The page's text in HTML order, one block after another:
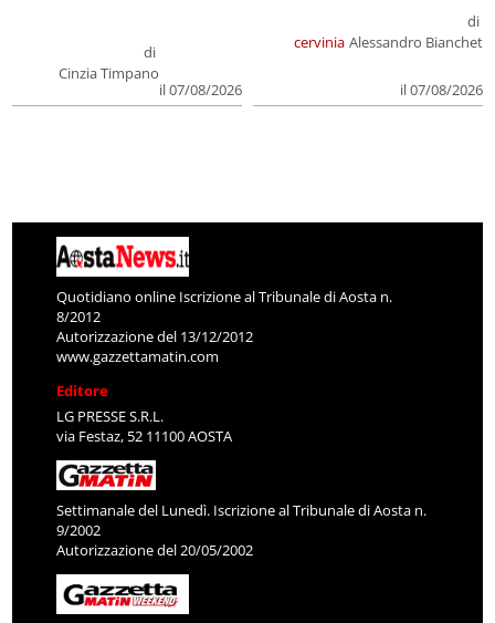
di
Cinzia Timpano
il 07/08/2026
cervinia
di
Alessandro Bianchet
il 07/08/2026
Quotidiano online Iscrizione al Tribunale di Aosta n.
8/2012
Autorizzazione del 13/12/2012
www.gazzettamatin.com
Editore
LG PRESSE S.R.L.
via Festaz, 52 11100 AOSTA
Settimanale del Lunedì. Iscrizione al Tribunale di Aosta n.
9/2002
Autorizzazione del 20/05/2002